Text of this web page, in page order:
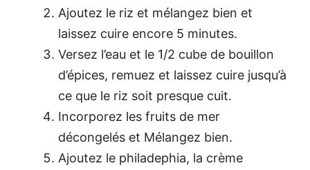
Ajoutez le riz et mélangez bien et
laissez cuire encore 5 minutes.
Versez l’eau et le 1/2 cube de bouillon
d’épices, remuez et laissez cuire jusqu’à
ce que le riz soit presque cuit.
Incorporez les fruits de mer
décongelés et Mélangez bien.
Ajoutez le philadephia, la crème